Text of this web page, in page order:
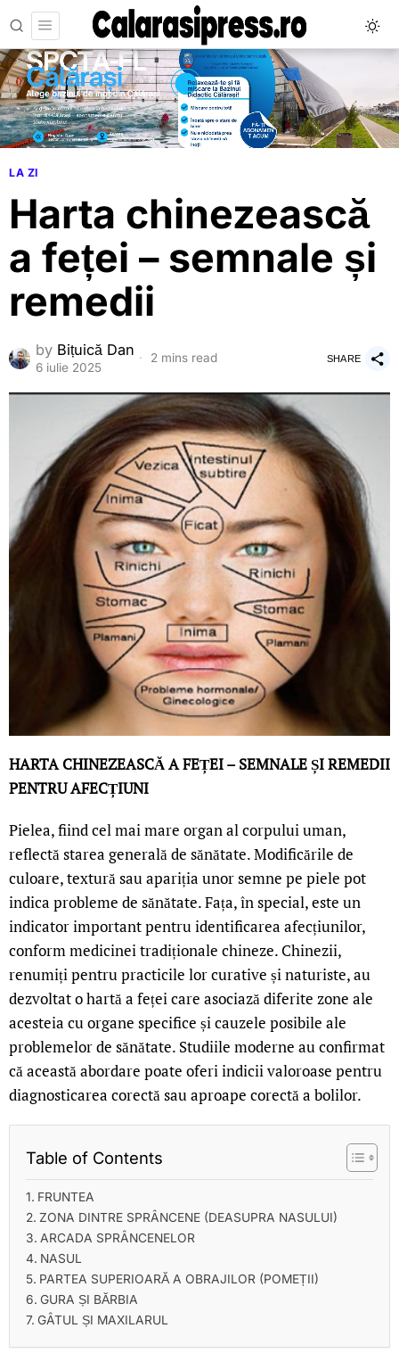
LA ZI
Harta chinezească
a feței – semnale și
remedii
by Bițuică Dan
6 iulie 2025
2 mins read SHARE
HARTA CHINEZEASCĂ A FEȚEI – SEMNALE ȘI REMEDII
PENTRU AFECȚIUNI
Pielea, fiind cel mai mare organ al corpului uman,
reflectă starea generală de sănătate. Modificările de
culoare, textură sau apariția unor semne pe piele pot
indica probleme de sănătate. Fața, în special, este un
indicator important pentru identificarea afecțiunilor,
conform medicinei tradiționale chineze. Chinezii,
renumiți pentru practicile lor curative și naturiste, au
dezvoltat o hartă a feței care asociază diferite zone ale
acesteia cu organe specifice și cauzele posibile ale
problemelor de sănătate. Studiile moderne au confirmat
că această abordare poate oferi indicii valoroase pentru
diagnosticarea corectă sau aproape corectă a bolilor.
Table of Contents
FRUNTEA
ZONA DINTRE SPRÂNCENE (DEASUPRA NASULUI)
ARCADA SPRÂNCENELOR
NASUL
PARTEA SUPERIOARĂ A OBRAJILOR (POMEȚII)
GURA ȘI BĂRBIA
GÂTUL ȘI MAXILARUL